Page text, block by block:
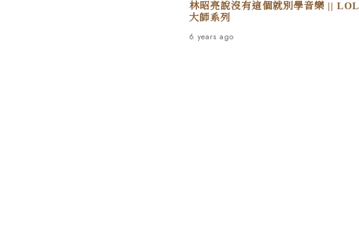
林昭亮說沒有這個就別學音樂 || LOL
大師系列
6 years ago